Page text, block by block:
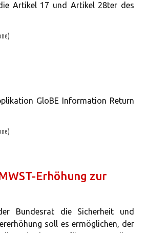
Artikel 17 und Artikel 28ter des
GloBE Information Return
Erhöhung zur
Bundesrat die Sicherheit und
soll es ermöglichen, der